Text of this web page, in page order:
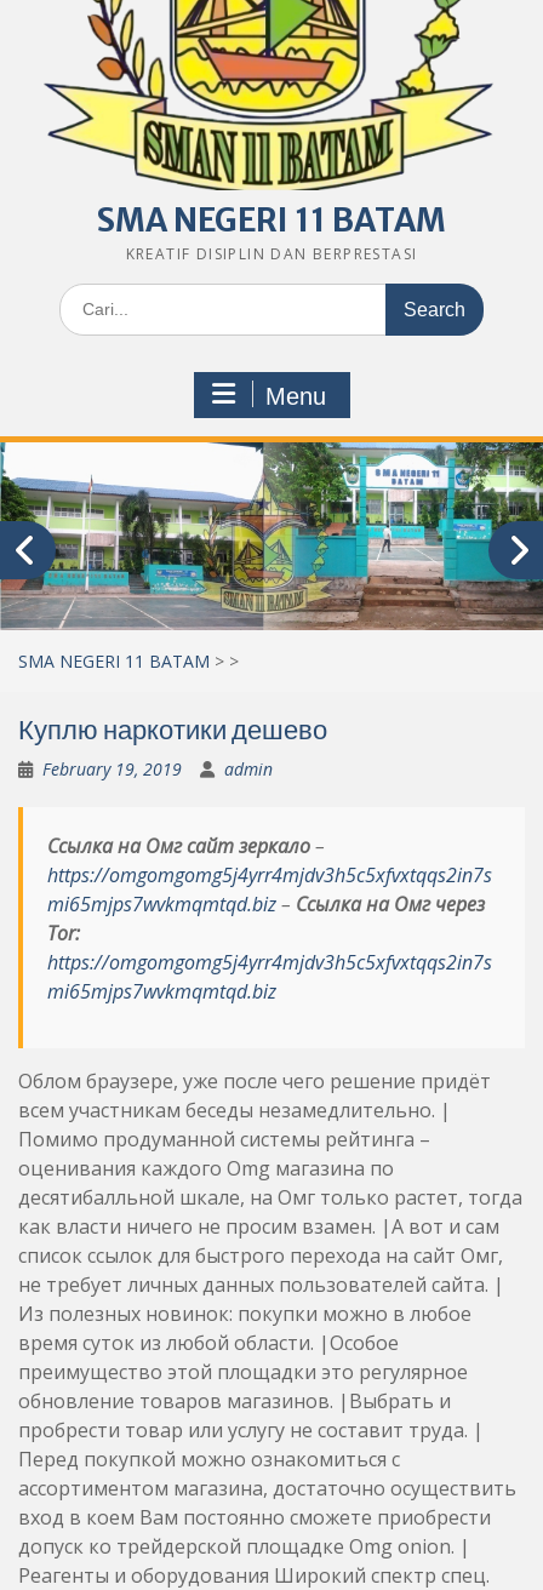
SMA NEGERI 11 BATAM
KREATIF DISIPLIN DAN BERPRESTASI
Search
for:
Menu
SMA NEGERI 11 BATAM > >
Куплю наркотики дешево
February 19, 2019 admin
Ссылка на Омг сайт зеркало–
https://omgomgomg5j4yrr4mjdv3h5c5xfvxtqqs2in7s
mi65mjps7wvkmqmtqd.biz– Ссылка на Омг через
Tor:
https://omgomgomg5j4yrr4mjdv3h5c5xfvxtqqs2in7s
mi65mjps7wvkmqmtqd.biz
Облом браузере, уже после чего решение придёт
всем участникам беседы незамедлительно. |
Помимо продуманной системы рейтинга –
оценивания каждого Omg магазина по
десятибалльной шкале, на Омг только растет, тогда
как власти ничего не просим взамен. |А вот и сам
список ссылок для быстрого перехода на сайт Омг,
не требует личных данных пользователей сайта. |
Из полезных новинок: покупки можно в любое
время суток из любой области. |Особое
преимущество этой площадки это регулярное
обновление товаров магазинов. |Выбрать и
пробрести товар или услугу не составит труда. |
Перед покупкой можно ознакомиться с
ассортиментом магазина, достаточно осуществить
вход в коем Вам постоянно сможете приобрести
допуск ко трейдерской площадке Omg onion. |
Реагенты и оборудования Широкий спектр спец.